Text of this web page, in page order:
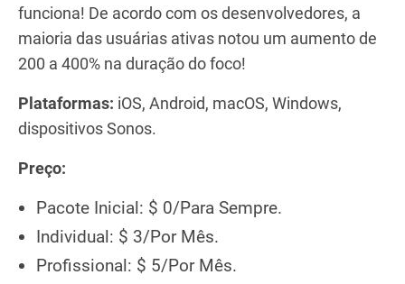
funciona! De acordo com os desenvolvedores, a
maioria das usuárias ativas notou um aumento de
200 a 400% na duração do foco!
Plataformas: iOS, Android, macOS, Windows,
dispositivos Sonos.
Preço:
Pacote Inicial: $ 0/Para Sempre.
Individual: $ 3/Por Mês.
Profissional: $ 5/Por Mês.